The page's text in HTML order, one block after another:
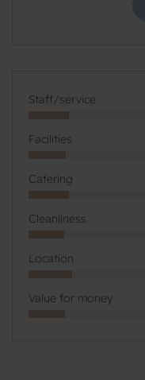
Staff/service
Facilities
Catering
Cleanliness
Location
Value for money